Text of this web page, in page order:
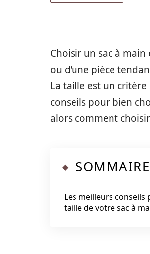
Choisir un sac à main
ou d’une pièce
La taille est un
conseils pour bien
alors comment
SOMMAIRE
Les meilleurs conseils
taille de votre sac à